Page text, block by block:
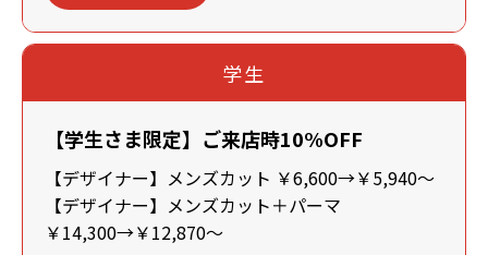
学生
【学生さま限定】ご来店時10%OFF
【デザイナー】メンズカット ￥6,600→￥5,940～
【デザイナー】メンズカット＋パーマ
￥14,300→￥12,870～